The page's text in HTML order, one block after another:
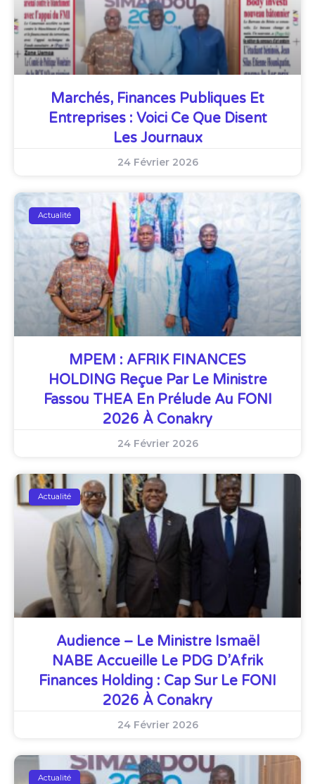
Marchés, Finances Publiques Et
Entreprises : Voici Ce Que Disent
Les Journaux
24 Février 2026
Actualité
MPEM : AFRIK FINANCES
HOLDING Reçue Par Le Ministre
Fassou THEA En Prélude Au FONI
2026 À Conakry
24 Février 2026
Actualité
Audience – Le Ministre Ismaël
NABE Accueille Le PDG D’Afrik
Finances Holding : Cap Sur Le FONI
2026 À Conakry
24 Février 2026
Actualité